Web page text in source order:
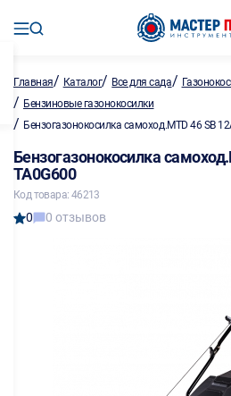
Главная/ Каталог/ Все для сада/
/ Бензиновые газонокосилки
/ Бензогазонокосилка самоход.MTD 46 SB
Бензогазонокосилка
TA0G600
Код товара: 46213
0 0 отзывов